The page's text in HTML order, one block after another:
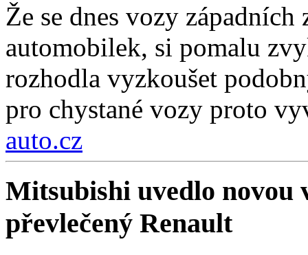
Že se dnes vozy
automobilek, si pomalu
rozhodla vyzkoušet
pro chystané vozy proto
auto.cz
Mitsubishi uvedlo novou
převlečený Renault